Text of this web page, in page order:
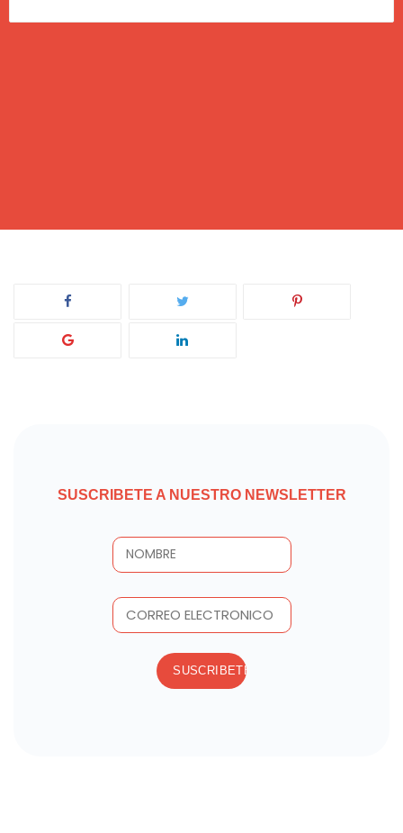
SUSCRIBETE A NUESTRO NEWSLETTER